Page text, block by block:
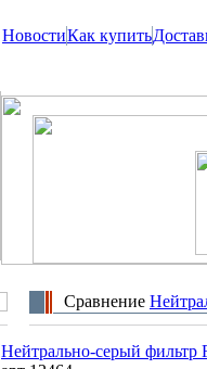
НовостиКак купить
Сравнение
Hейтрально-серый